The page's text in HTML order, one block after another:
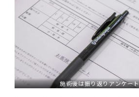
施術後は振り返りアンケー